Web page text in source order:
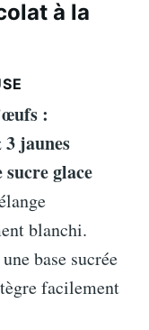
à la
:
3 jaunes
sucre glace
blanchi.
base sucrée
facilement